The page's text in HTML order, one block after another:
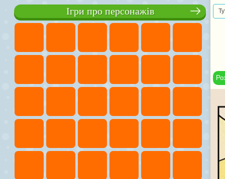
Ігри про персонажів